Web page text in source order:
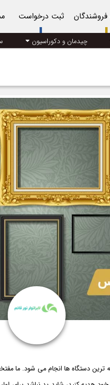
ثبت درخواست
چیدمان و دکوراسیون
ترین دستگاه ها انجام می شود. ما